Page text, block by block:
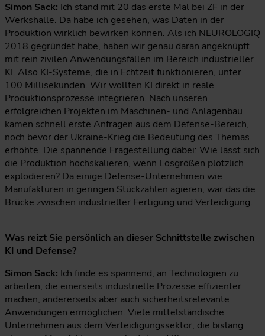
Simon Sack: Ich stand mit 20 das erste Mal bei ZF in der
Werkshalle. Da habe ich gesehen, was Daten in der
Produktion wirklich bewirken können. Als ich NEUROLOGIQ
2018 gegründet habe, haben wir genau daran angeknüpft
mit rein zivilen Anwendungsfällen im Bereich industrieller
KI. Also KI-Systeme, die in Echtzeit funktionieren, unter
100 Millisekunden. Wir wollten KI direkt in reale
Produktionsprozesse integrieren. Nach unseren
erfolgreichen Projekten im Maschinen- und Anlagenbau
kamen schnell erste Anfragen aus dem Defense-Bereich,
noch bevor der Ukraine-Krieg die Bedeutung des Themas
erhöhte. Die spannende Fragestellung dabei: Wie lässt sich
die Produktion hochskalieren, wenn Losgrößen plötzlich
explodieren? Da einige Defense-Unternehmen wie
Manufakturen in geringen Stückzahlen agieren, war das die
Brücke zwischen industrieller Fertigung und Verteidigung.
Was reizt Sie persönlich an dieser Schnittstelle zwischen
KI und Defense?
Simon Sack: Ich finde es spannend, an Technologien zu
arbeiten, die einerseits industrielle Prozesse effizienter
machen, andererseits aber auch sicherheitsrelevante
Anwendungen ermöglichen. Viele mittelständische
Unternehmen aus dem Verteidigungssektor, die bislang